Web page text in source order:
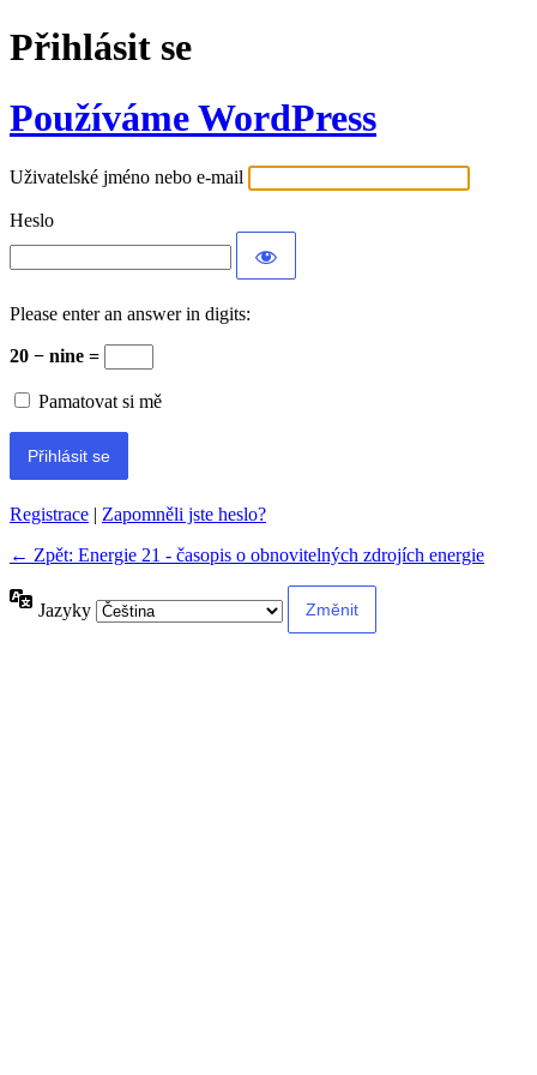
Přihlásit se
Používáme WordPress
Uživatelské jméno nebo e-mail
Heslo
Please enter an answer in digits:
20 − nine =
Pamatovat si mě
Registrace | Zapomněli jste heslo?
← Zpět: Energie 21 - časopis o obnovitelných zdrojích energie
Jazyky